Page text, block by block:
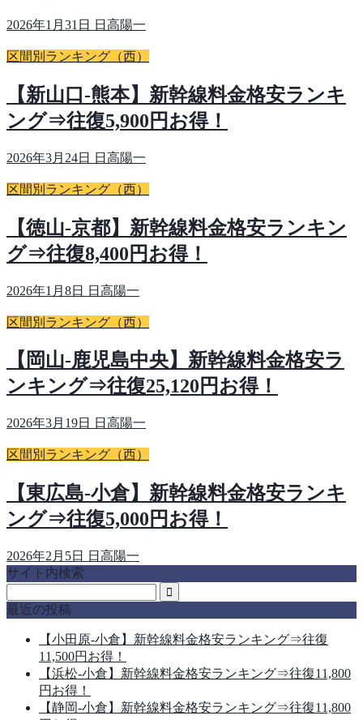
2026年1月31日 日高陽一
区間別ランキング（西）
【新山口-熊本】新幹線料金格安ランキ
ング⇒往復5,900円お得！
2026年3月24日 日高陽一
区間別ランキング（西）
【徳山-京都】新幹線料金格安ランキン
グ⇒往復8,400円お得！
2026年1月8日 日高陽一
区間別ランキング（西）
【岡山-鹿児島中央】新幹線料金格安ラ
ンキング⇒往復25,120円お得！
2026年3月19日 日高陽一
区間別ランキング（西）
【東広島-小倉】新幹線料金格安ランキ
ング⇒往復5,000円お得！
2026年2月5日
日高陽一
サイト内検索
最近の投稿
【小田原-小倉】新幹線料金格安ランキング⇒往復
11,500円お得！
【浜松-小倉】新幹線料金格安ランキング⇒往復11,800
円お得！
【静岡-小倉】新幹線料金格安ランキング⇒往復11,800